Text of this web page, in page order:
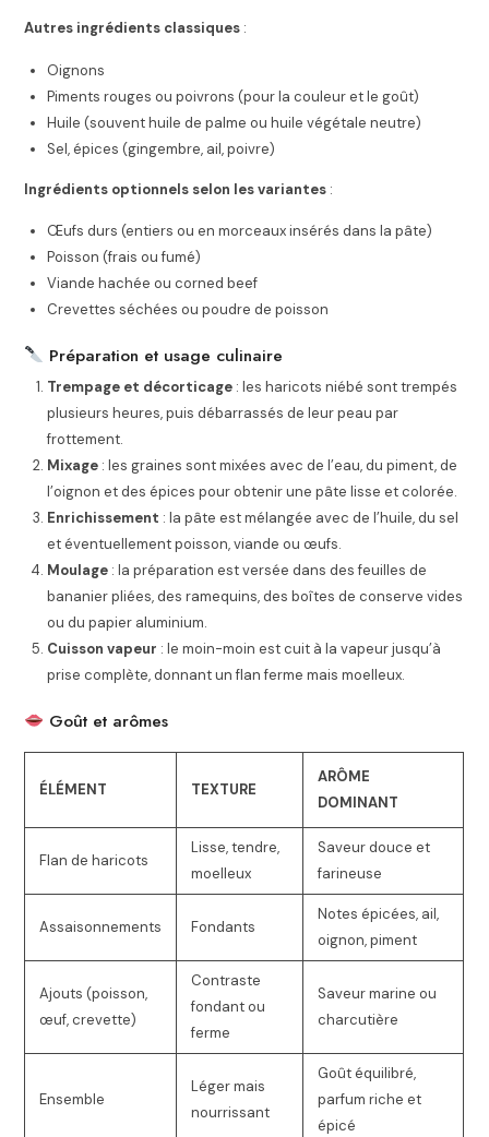
Autres ingrédients classiques :
Oignons
Piments rouges ou poivrons (pour la couleur et le goût)
Huile (souvent huile de palme ou huile végétale neutre)
Sel, épices (gingembre, ail, poivre)
Ingrédients optionnels selon les variantes :
Œufs durs (entiers ou en morceaux insérés dans la pâte)
Poisson (frais ou fumé)
Viande hachée ou corned beef
Crevettes séchées ou poudre de poisson
Préparation et usage culinaire
Trempage et décorticage : les haricots niébé sont trempés
plusieurs heures, puis débarrassés de leur peau par
frottement.
Mixage : les graines sont mixées avec de l’eau, du piment, de
l’oignon et des épices pour obtenir une pâte lisse et colorée.
Enrichissement : la pâte est mélangée avec de l’huile, du sel
et éventuellement poisson, viande ou œufs.
Moulage : la préparation est versée dans des feuilles de
bananier pliées, des ramequins, des boîtes de conserve vides
ou du papier aluminium.
Cuisson vapeur : le moin-moin est cuit à la vapeur jusqu’à
prise complète, donnant un flan ferme mais moelleux.
Goût et arômes
ÉLÉMENT TEXTURE
ARÔME
DOMINANT
Flan de haricots
Lisse, tendre,
moelleux
Saveur douce et
farineuse
Assaisonnements Fondants
Notes épicées, ail,
oignon, piment
Ajouts (poisson,
œuf, crevette)
Contraste
fondant ou
ferme
Saveur marine ou
charcutière
Ensemble
Léger mais
nourrissant
Goût équilibré,
parfum riche et
épicé